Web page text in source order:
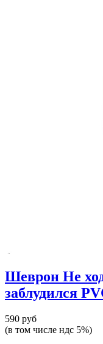
Шеврон Не
заблудился
590 руб
(в том числе ндс 5%)